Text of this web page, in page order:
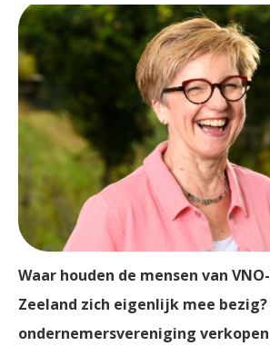
Waar houden de mensen van
Zeeland zich eigenlijk mee bezig?
ondernemersvereniging